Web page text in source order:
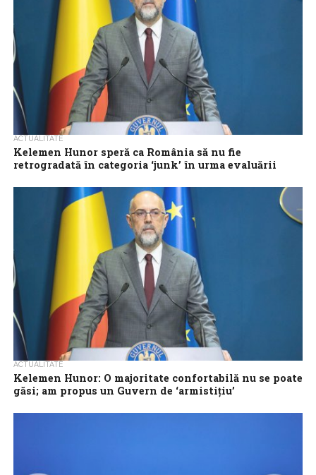
ACTUALITATE
Kelemen Hunor speră ca România să nu fie
retrogradată în categoria ‘junk’ în urma evaluării
Președintele UDMR, Kelemen Hunor, a declarat luni seară, că
speră ca România să nu fie retrogradată în categoria
nerecomandată investițiilor (‘junk’) în...
ACTUALITATE
Kelemen Hunor: O majoritate confortabilă nu se poate
găsi; am propus un Guvern de ‘armistițiu’